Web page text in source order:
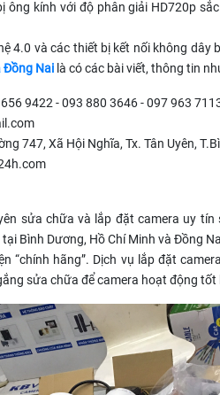
ông kính với độ phân giải HD720p
4.0 và các thiết bị kết nối không dây
Đồng Nai là có các bài viết, thông tin
9422 - 093 880 3646 - 097 963
747, Xã Hội Nghĩa, Tx. Tân Uyên,
sửa chữa và lắp đặt camera uy tín
Bình Dương, Hồ Chí Minh và Đồng
“chính hãng”. Dịch vụ lắp đặt
sửa chữa để camera hoạt động